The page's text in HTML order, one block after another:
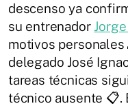
descenso ya
su entrenador
motivos
delegado José
tareas técnicas
técnico ausente